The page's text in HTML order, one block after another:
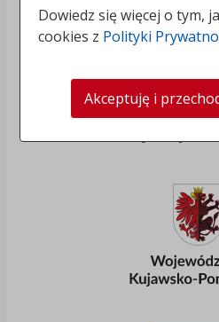
Dowiedz się więcej o tym,
cookies z Polityki
Akceptuję i